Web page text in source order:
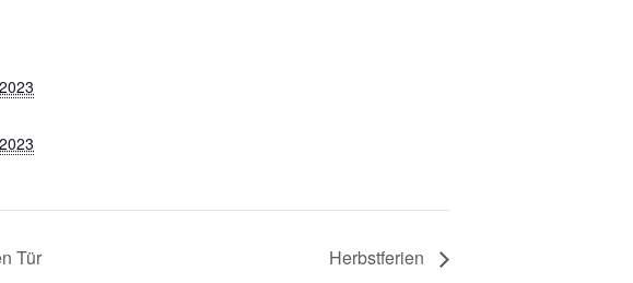
Tür Herbstferien